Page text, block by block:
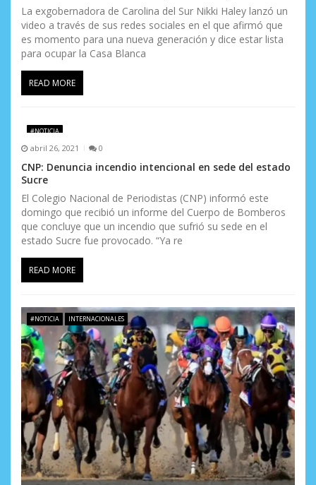
La exgobernadora de Carolina del Sur Nikki Haley lanzó un
video a través de sus redes sociales en el que afirmó que
es momento para una nueva generación y dice estar lista
para ocupar la Casa Blanca
READ MORE
#NOTICIA
abril 26, 2021 0
CNP: Denuncia incendio intencional en sede del estado
Sucre
El Colegio Nacional de Periodistas (CNP) informó este
domingo que recibió un informe del Cuerpo de Bomberos
que concluye que un incendio que sufrió su sede en el
estado Sucre fue provocado. “Ya re
READ MORE
#NOTICIA INTERNACIONALES